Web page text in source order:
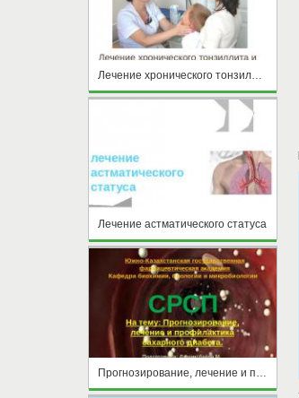
Лечение хронического тонзиллита и аденоидов
Лечение астматического статуса
Прогнозирование, лечение и профилактика сахарного диабета